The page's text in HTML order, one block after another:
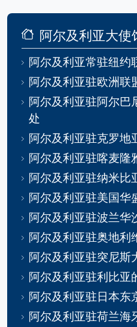
阿尔及利亚大使
阿尔及利亚常驻纽约
阿尔及利亚驻欧洲联
阿尔及利亚驻阿尔巴
处
阿尔及利亚驻克罗地
阿尔及利亚驻喀麦隆
阿尔及利亚驻纳米比
阿尔及利亚驻美国华
阿尔及利亚驻波兰华
阿尔及利亚驻奥地利
阿尔及利亚驻突尼斯
阿尔及利亚驻利比亚
阿尔及利亚驻日本东
阿尔及利亚驻荷兰海